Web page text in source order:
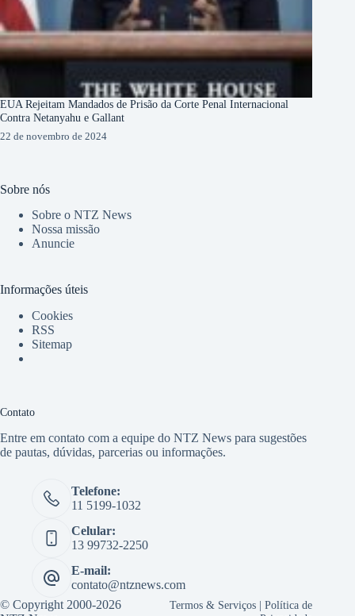
EUA Rejeitam Mandados de Prisão da Corte Penal Internacional
Contra Netanyahu e Gallant
22 de novembro de 2024
Sobre nós
Sobre o NTZ News
Nossa missão
Anuncie
Informações úteis
Cookies
RSS
Sitemap
Contato
Entre em contato com a equipe do NTZ News para sugestões
de pautas, dúvidas, parcerias ou informações.
Telefone:
11 5199-1032
Celular:
13 99732-2250
E-mail:
contato@ntznews.com
© Copyright 2000-2026
Termos & Serviços |Política de